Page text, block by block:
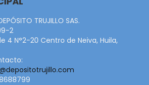
TRUJILLO SAS.
2
4 N°2-20 Centro de Neiva, Huila,